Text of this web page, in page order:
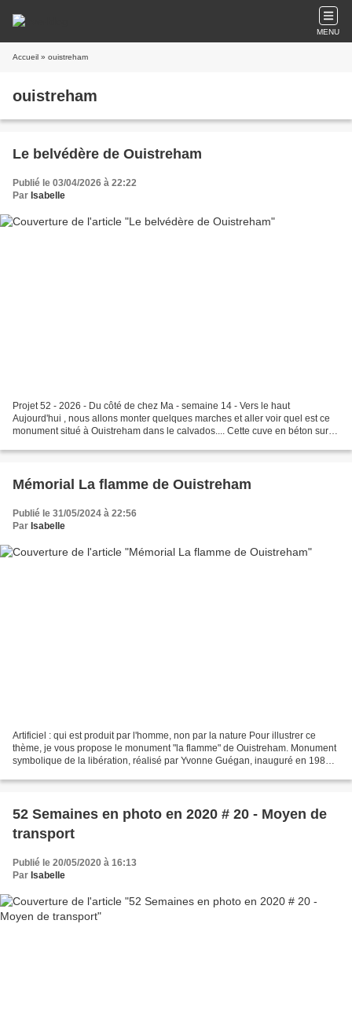
MENU
Accueil » ouistreham
ouistreham
Le belvédère de Ouistreham
Publié le 03/04/2026 à 22:22
Par Isabelle
Projet 52 - 2026 - Du côté de chez Ma - semaine 14 - Vers le haut
Aujourd'hui , nous allons monter quelques marches et aller voir quel est ce
monument situé à Ouistreham dans le calvados.... Cette cuve en béton sur
Mémorial La flamme de Ouistreham
Publié le 31/05/2024 à 22:56
Par Isabelle
Artificiel : qui est produit par l'homme, non par la nature Pour illustrer ce
thème, je vous propose le monument "la flamme" de Ouistreham. Monument
symbolique de la libération, réalisé par Yvonne Guégan, inauguré en 1984.
52 Semaines en photo en 2020 # 20 - Moyen de
transport
Publié le 20/05/2020 à 16:13
Par Isabelle